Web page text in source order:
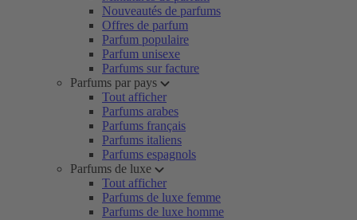
Nouveautés de parfums
Offres de parfum
Parfum populaire
Parfum unisexe
Parfums sur facture
Parfums par pays
Tout afficher
Parfums arabes
Parfums français
Parfums italiens
Parfums espagnols
Parfums de luxe
Tout afficher
Parfums de luxe femme
Parfums de luxe homme